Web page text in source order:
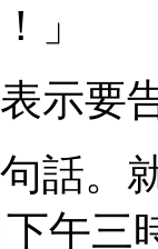
」
示要
話。
午三